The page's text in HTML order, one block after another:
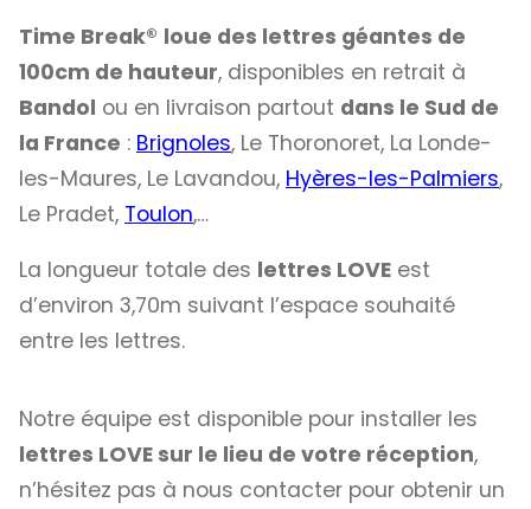
Time Break® loue des lettres géantes de
100cm de hauteur, disponibles en retrait à
Bandol ou en livraison partout dans le Sud de
la France : Brignoles, Le Thoronoret, La Londe-
les-Maures, Le Lavandou, Hyères-les-Palmiers,
Le Pradet, Toulon,…
La longueur totale des lettres LOVE est
d’environ 3,70m suivant l’espace souhaité
entre les lettres.
Notre équipe est disponible pour installer les
lettres LOVE sur le lieu de votre réception,
n’hésitez pas à nous contacter pour obtenir un